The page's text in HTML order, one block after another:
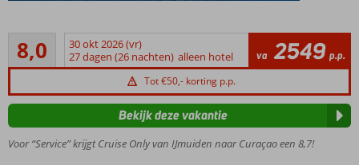
per intiem
4*+
Renaissance
Cruise
o.b.v.
volpension
& fooien
8,0
Zeer goed
6
beoordelingen
30 okt 2026 (vr)
27 dagen (26 nachten) alleen hotel va 2549 p.p.
Tot €50,- korting p.p.
Voor “Service” krijgt Cruise Only van IJmuiden naar Curaçao een 8,7!
Bekijk deze vakantie